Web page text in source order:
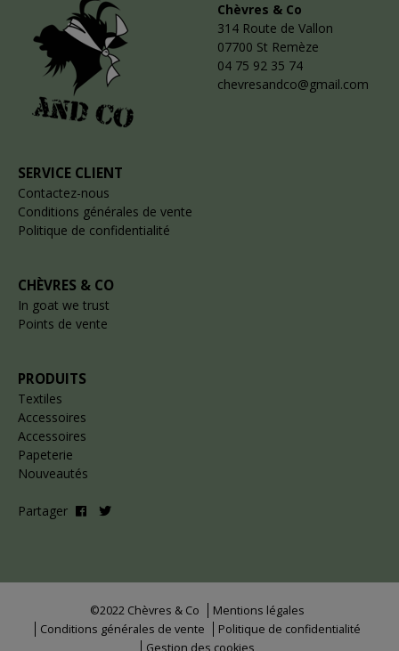
Chèvres & Co
314 Route de Vallon
07700 St Remèze
04 75 92 35 74
chevresandco@gmail.com
SERVICE CLIENT
Contactez-nous
Conditions générales de vente
Politique de confidentialité
CHÈVRES & CO
In goat we trust
Points de vente
PRODUITS
Textiles
Accessoires
Accessoires
Papeterie
Nouveautés
Partager
©2022 Chèvres & Co
Mentions légales
Conditions générales de vente
Politique de confidentialité
Gestion des cookies